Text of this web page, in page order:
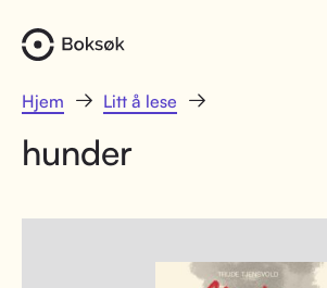
Hjem Litt å lese
hunder